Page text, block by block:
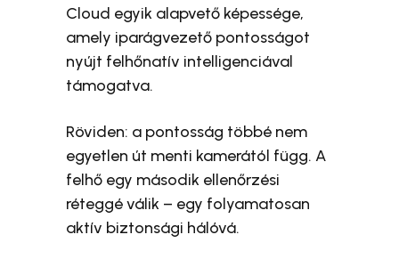
Cloud egyik alapvető képessége,
amely iparágvezető pontosságot
nyújt felhőnatív intelligenciával
támogatva.
Röviden: a pontosság többé nem
egyetlen út menti kamerától függ. A
felhő egy második ellenőrzési
réteggé válik – egy folyamatosan
aktív biztonsági hálóvá.